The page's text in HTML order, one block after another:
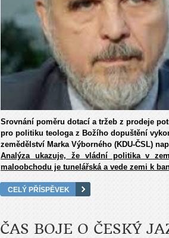
Srovnání poměru dotací a tržeb z prodeje
pro politiku teologa z Božího dopuštění
zemědělství Marka Výborného (KDU-ČSL)
Analýza ukazuje, že vládní politika v
maloobchodu je tunelářská a vede zemi k
CELÝ PŘÍSPĚVEK
ČAS BOJE O ČESKÝ